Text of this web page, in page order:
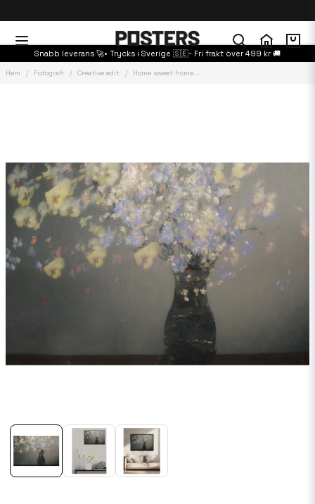
Snabb leverans 🚀• Trycks i Sverige 🇸🇪- Fri frakt över 499 kr 🚚
Hem Fotografi Creative edit Home sweet home...